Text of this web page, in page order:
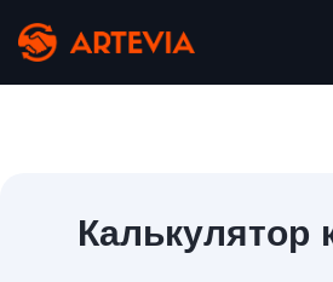
Калькулятор